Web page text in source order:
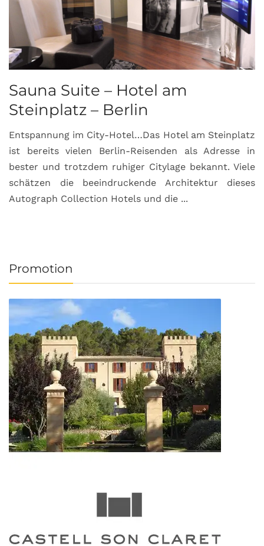
Sauna Suite – Hotel am
Steinplatz – Berlin
Entspannung im City-Hotel…Das Hotel am Steinplatz
ist bereits vielen Berlin-Reisenden als Adresse in
bester und trotzdem ruhiger Citylage bekannt. Viele
schätzen die beeindruckende Architektur dieses
Autograph Collection Hotels und die ...
Promotion